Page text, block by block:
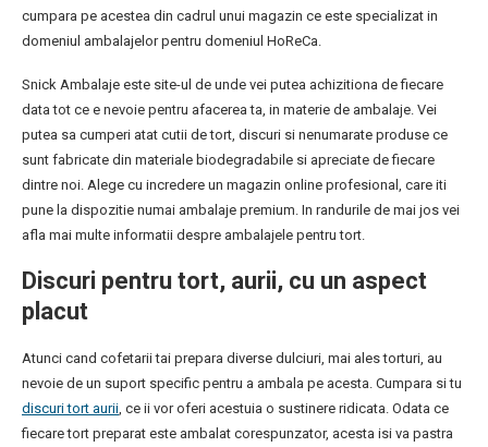
cumpara pe acestea din cadrul unui magazin ce este specializat in
domeniul ambalajelor pentru domeniul HoReCa.
Snick Ambalaje este site-ul de unde vei putea achizitiona de fiecare
data tot ce e nevoie pentru afacerea ta, in materie de ambalaje. Vei
putea sa cumperi atat cutii de tort, discuri si nenumarate produse ce
sunt fabricate din materiale biodegradabile si apreciate de fiecare
dintre noi. Alege cu incredere un magazin online profesional, care iti
pune la dispozitie numai ambalaje premium. In randurile de mai jos vei
afla mai multe informatii despre ambalajele pentru tort.
Discuri pentru tort, aurii, cu un aspect
placut
Atunci cand cofetarii tai prepara diverse dulciuri, mai ales torturi, au
nevoie de un suport specific pentru a ambala pe acesta. Cumpara si tu
discuri tort aurii , ce ii vor oferi acestuia o sustinere ridicata. Odata ce
fiecare tort preparat este ambalat corespunzator, acesta isi va pastra